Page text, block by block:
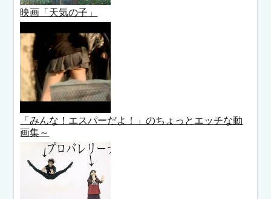
映画「天気の子」
「みんな！エスパーだよ！」のちょっとエッチな動
画集～